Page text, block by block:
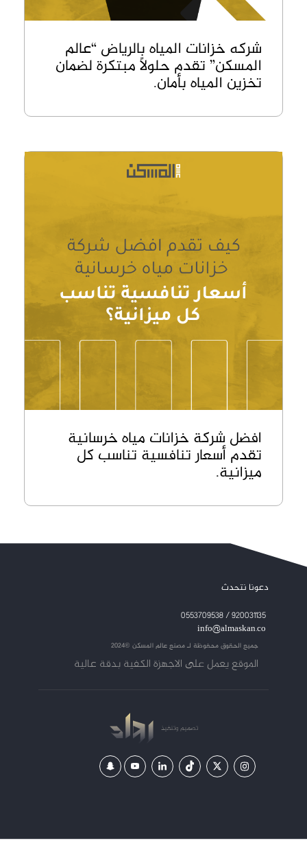
شركه خزانات المياه بالرياض “عالم
المسكن” تقدم حلولاً مبتكرة لضمان
تخزين المياه بأمان.
افضل شركة خزانات مياه خرسانية
تقدم أسعار تنافسية تناسب كل
ميزانية.
دعونا نتحدث
920031135 / 0553709538
info@almaskan.co
جميع الحقوق محفوظة لـمصنع عالم المسكن ©2024
الموقع يعمل على الاجهزة الكفية بدقة عالية
تصميموتنفيذ